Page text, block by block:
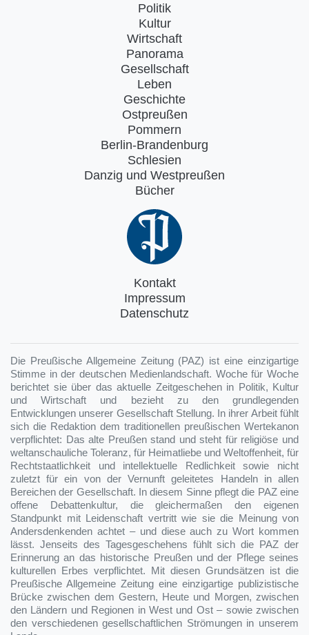
Politik
Kultur
Wirtschaft
Panorama
Gesellschaft
Leben
Geschichte
Ostpreußen
Pommern
Berlin-Brandenburg
Schlesien
Danzig und Westpreußen
Bücher
Kontakt
Impressum
Datenschutz
Die Preußische Allgemeine Zeitung (PAZ) ist eine einzigartige
Stimme in der deutschen Medienlandschaft. Woche für Woche
berichtet sie über das aktuelle Zeitgeschehen in Politik, Kultur
und Wirtschaft und bezieht zu den grundlegenden
Entwicklungen unserer Gesellschaft Stellung. In ihrer Arbeit fühlt
sich die Redaktion dem traditionellen preußischen Wertekanon
verpflichtet: Das alte Preußen stand und steht für religiöse und
weltanschauliche Toleranz, für Heimatliebe und Weltoffenheit, für
Rechtstaatlichkeit und intellektuelle Redlichkeit sowie nicht
zuletzt für ein von der Vernunft geleitetes Handeln in allen
Bereichen der Gesellschaft. In diesem Sinne pflegt die PAZ eine
offene Debattenkultur, die gleichermaßen den eigenen
Standpunkt mit Leidenschaft vertritt wie sie die Meinung von
Andersdenkenden achtet – und diese auch zu Wort kommen
lässt. Jenseits des Tagesgeschehens fühlt sich die PAZ der
Erinnerung an das historische Preußen und der Pflege seines
kulturellen Erbes verpflichtet. Mit diesen Grundsätzen ist die
Preußische Allgemeine Zeitung eine einzigartige publizistische
Brücke zwischen dem Gestern, Heute und Morgen, zwischen
den Ländern und Regionen in West und Ost – sowie zwischen
den verschiedenen gesellschaftlichen Strömungen in unserem